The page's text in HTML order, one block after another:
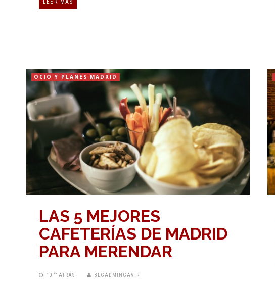
LEER MÁS
OCIO Y PLANES MADRID
LAS 5 MEJORES
CAFETERÍAS DE MADRID
PARA MERENDAR
10 “” ATRÁS BLGADMINGAVIR